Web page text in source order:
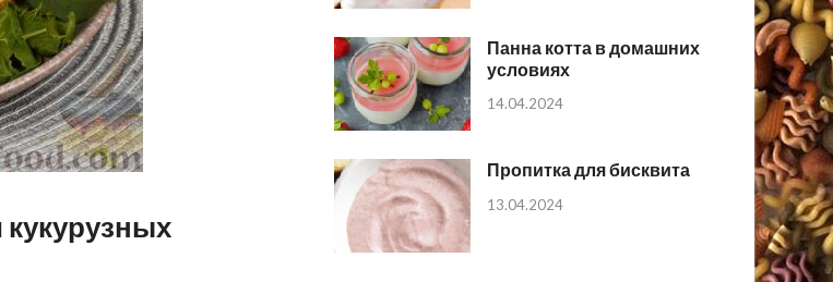
Панна котта в домашних
условиях
14.04.2024
Пропитка для бисквита
13.04.2024